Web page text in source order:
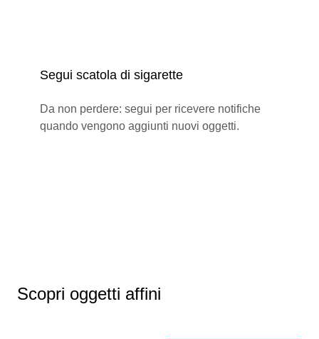
Segui scatola di sigarette
Da non perdere: segui per ricevere notifiche
quando vengono aggiunti nuovi oggetti.
Scopri oggetti affini